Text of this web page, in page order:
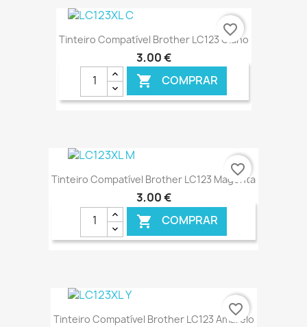
€ ONLINE
Tinteiro Compatível Brother LC123 Ciano
3,00 €
 COMPRAR
€ ONLINE
favorite_border
Tinteiro Compatível Brother LC123 Magenta
3,00 €
 COMPRAR
€ ONLINE
favorite_border
Tinteiro Compatível Brother LC123 Amarelo
favorite_border